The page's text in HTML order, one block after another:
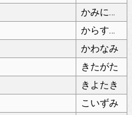
かみにゅう
からすわき
かわなみ
きたがた
きよたき
こいずみ